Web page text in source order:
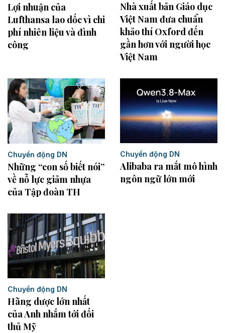
Lợi nhuận của
Lufthansa lao dốc vì chi
phí nhiên liệu và đình
công
Nhà xuất bản Giáo dục
Việt Nam đưa chuẩn
khảo thí Oxford đến
gần hơn với người học
Việt Nam
Chuyển động DN
Những “con số biết nói”
về nỗ lực giảm nhựa
của Tập đoàn TH
Chuyển động DN
Alibaba ra mắt mô hình
ngôn ngữ lớn mới
Chuyển động DN
Hãng dược lớn nhất
của Anh nhắm tới đối
thủ Mỹ